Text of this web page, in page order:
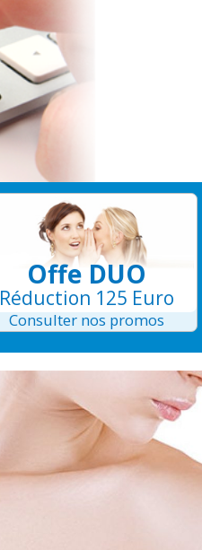
Offe DUO
Réduction 125 Euro
Consulter nos promos